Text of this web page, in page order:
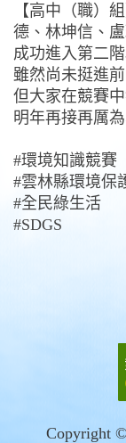
【高中（職）
德、林坤信、
成功進入第二
雖然尚未挺進
但大家在競賽
明年再接再厲
#環境知識競賽
#雲林縣環境保
#全民綠生活
#SDGS
Copyright